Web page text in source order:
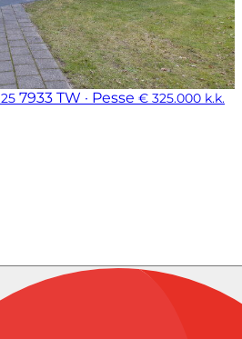
7933 TW · Pesse € 325.000 k.k.